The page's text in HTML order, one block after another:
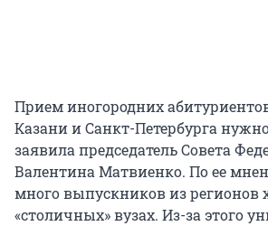
Прием иногородних
Казани и Санкт-Петербурга
заявила председатель Совета
Валентина Матвиенко. По ее
много выпускников из регионов
«столичных» вузах. Из-за этого